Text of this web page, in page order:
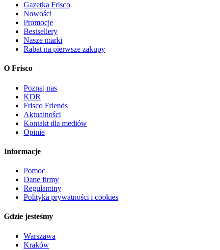
Gazetka Frisco
Nowości
Promocje
Bestsellery
Nasze marki
Rabat na pierwsze zakupy
O Frisco
Poznaj nas
KDR
Frisco Friends
Aktualności
Kontakt dla mediów
Opinie
Informacje
Pomoc
Dane firmy
Regulaminy
Polityka prywatności i cookies
Gdzie jesteśmy
Warszawa
Kraków